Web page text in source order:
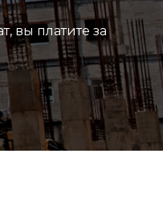
вы платите за